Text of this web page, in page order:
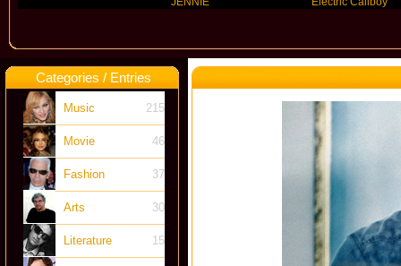
Categories / Entries
Music 215
Movie 46
Fashion 37
Arts 30
Literature 15